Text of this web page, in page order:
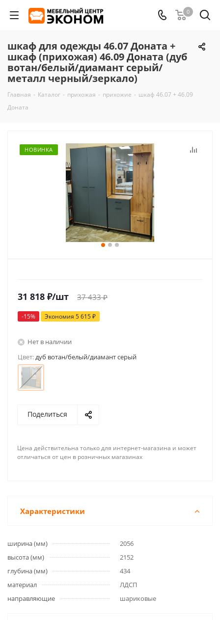
0
шкаф для одежды 46.07 Доната +
шкаф (прихожая) 46.09 Доната (дуб
вотан/белый/диамант серый/
металл черный/зеркало)
Главная - Каталог - прихожая - прихожие - шкаф 46.07 + 46.09
Доната
НОВИНКА
31 818 ₽/шт 37 433₽
-15% Экономия 5 615₽
Нет в наличии
Цвет:дуб вотан/белый/диамант серый
Поделиться
Цена действительна только для интернет-магазина и может
отличаться от цен в розничных магазинах
Характеристики
ширина (мм)
2056
высота (мм)
2152
глубина (мм)
434
материал
ЛДСП
направляющие
шариковые